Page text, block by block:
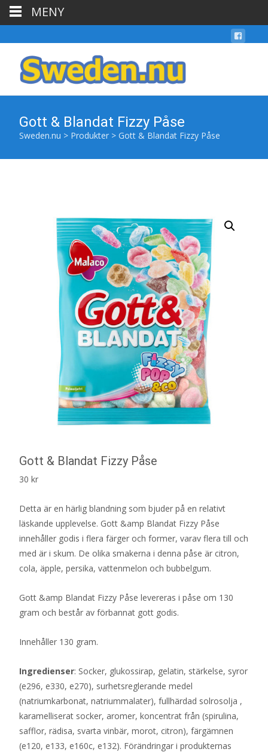
Gott & Blandat Fizzy Påse
Sweden.nu > Produkter > Gott & Blandat Fizzy Påse
Gott & Blandat Fizzy Påse
30 kr
Detta är en härlig blandning som bjuder på en relativt
läskande upplevelse. Gott &amp Blandat Fizzy Påse
innehåller godis i flera färger och former, varav flera till och
med är i skum. De olika smakerna i denna påse är citron,
cola, äpple, persika, vattenmelon och bubbelgum.
Gott &amp Blandat Fizzy Påse levereras i påse om 130
gram och består av förbannat gott godis.
Innehåller 130 gram.
Ingredienser: Socker, glukossirap, gelatin, stärkelse, syror
(e296, e330, e270), surhetsreglerande medel
(natriumkarbonat, natriummalater), fullhärdad solrosolja ,
karamelliserat socker, aromer, koncentrat från (spirulina,
safflor, rädisa, svarta vinbär, morot, citron), färgämnen
(e120, e133, e160c, e132). Förändringar i produkternas
MENY